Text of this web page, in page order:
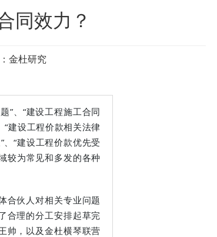
同效力？
金杜研究
”、“建设工程施工合同
“建设工程价款相关法律
、“建设工程价款优先受
较为常见和多发的各种
合伙人对相关专业问题
合理的分工安排起草完
帅，以及金杜横琴联营